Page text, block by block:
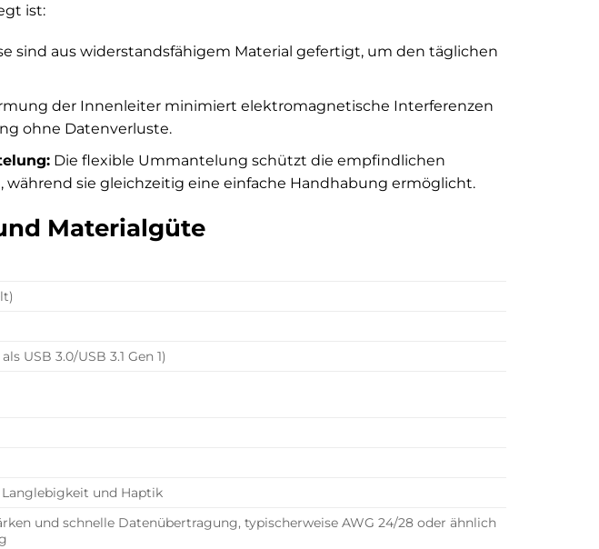
ist:
sind aus widerstandsfähigem Material gefertigt, um den täglichen
der Innenleiter minimiert elektromagnetische Interferenzen
ohne Datenverluste.
Die flexible Ummantelung schützt die empfindlichen
sie gleichzeitig eine einfache Handhabung ermöglicht.
Materialgüte
USB 3.0/USB 3.1 Gen 1)
und Haptik
und schnelle Datenübertragung, typischerweise AWG 24/28 oder ähnlich